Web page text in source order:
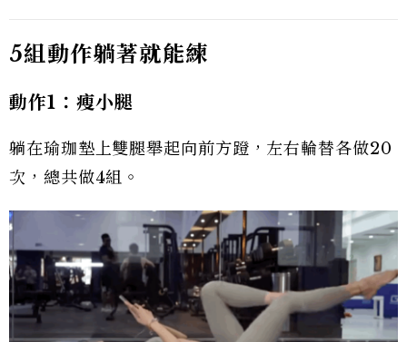
5組動作躺著就能練
動作1：瘦小腿
躺在瑜珈墊上雙腿舉起向前方蹬，左右輪替各做20
次，總共做4組。